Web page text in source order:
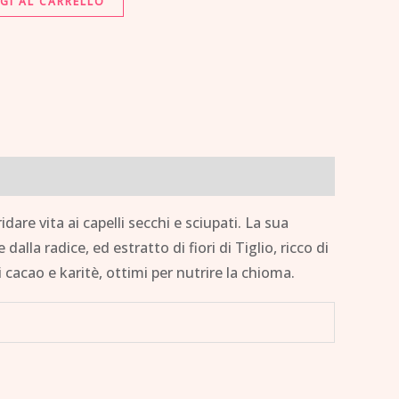
vita ai capelli secchi e sciupati. La sua
radice, ed estratto di fiori di Tiglio, ricco di
e karitè, ottimi per nutrire la chioma.